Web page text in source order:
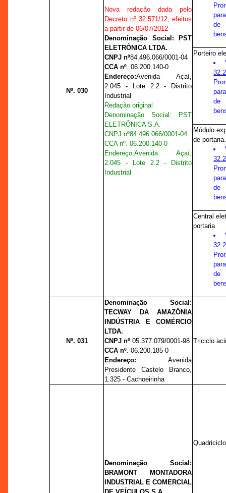
Nº. 030
Nova redação dada pelo
Decreto nº 32.571/12, efeitos
a partir de 06/07/2012
Denominação Social: PST
ELETRÔNICA LTDA.
CNPJ nº84.496.066/0001-04
CCA nº. 06.200.140-0
Endereço:Avenida Açaí,
2.045 - Lote 2.2 - Distrito
Industrial
Redação original
Denominação Social: PST
ELETRÔNICA S.A.
CNPJ nº84.496.066/0001-04
CCA nº. 06.200.140-0
Endereço:Avenida Açaí,
2.045 - Lote 2.2 - Distrito
Industrial
de
Porteiro
de
Módulo
de portaria.
de
Central
portaria
de
Nº. 031
Denominação Social:
TECWAY DA AMAZÔNIA
INDÚSTRIA E COMÉRCIO
LTDA.
CNPJ nº05.377.079/0001-98
CCA nº. 06.200.185-0
Endereço: Avenida
Presidente Castelo Branco,
1.325 - Cachoeirinha
Triciclo
Denominação Social:
BRAMONT MONTADORA
INDUSTRIAL E COMERCIAL